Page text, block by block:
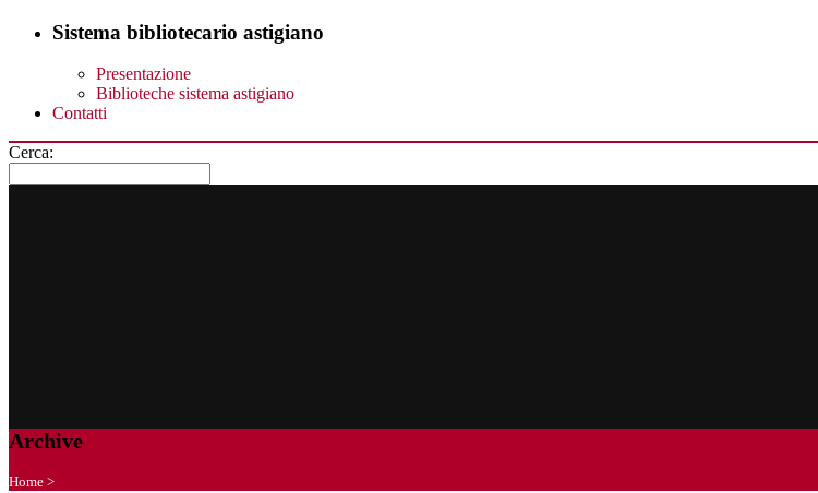
Sistema bibliotecario astigiano
Presentazione
Biblioteche sistema astigiano
Contatti
Cerca:
Archive
Home >